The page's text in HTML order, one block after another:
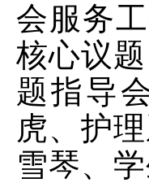
会服务
核心议
题指导
虎、护
雪琴、